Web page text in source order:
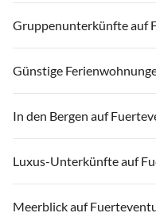
Gruppenunterkünfte auf
Günstige
In den Bergen auf
Luxus-Unterkünfte auf
Meerblick auf